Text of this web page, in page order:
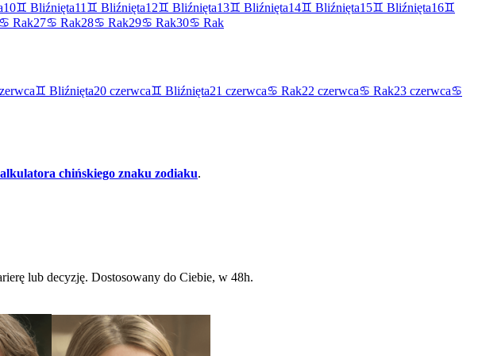
10♊ Bliźnięta11♊ Bliźnięta12♊ Bliźnięta13♊ Bliźnięta14♊ Bliźnięta15♊ Bliźnięta16♊
♋ Rak27♋ Rak28♋ Rak29♋ Rak30♋ Rak
♊ Bliźnięta20 czerwca♊ Bliźnięta21 czerwca♋ Rak22 czerwca♋ Rak23 czerwca♋
chińskiego znaku zodiaku.
lub decyzję. Dostosowany do Ciebie, w 48h.